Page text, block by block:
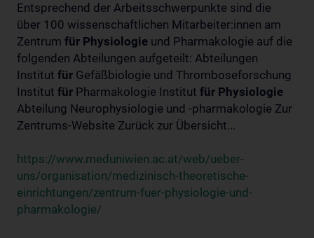
Entsprechend der Arbeitsschwerpunkte sind die
über 100 wissenschaftlichen Mitarbeiter:innen am
Zentrum für Physiologie und Pharmakologie auf die
folgenden Abteilungen aufgeteilt: Abteilungen
Institut für Gefäßbiologie und Thromboseforschung
Institut für Pharmakologie Institut für Physiologie
Abteilung Neurophysiologie und -pharmakologie Zur
Zentrums-Website Zurück zur Übersicht...
https://www.meduniwien.ac.at/web/ueber-
uns/organisation/medizinisch-theoretische-
einrichtungen/zentrum-fuer-physiologie-und-
pharmakologie/